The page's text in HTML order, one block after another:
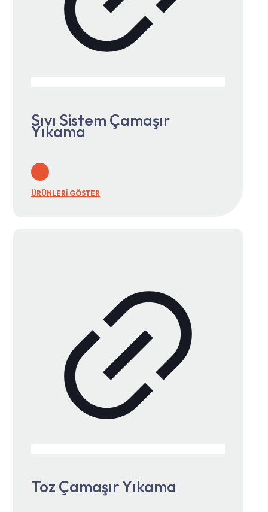
Sıvı Sistem Çamaşır
Yıkama
ÜRÜNLERİ GÖSTER
Toz Çamaşır Yıkama